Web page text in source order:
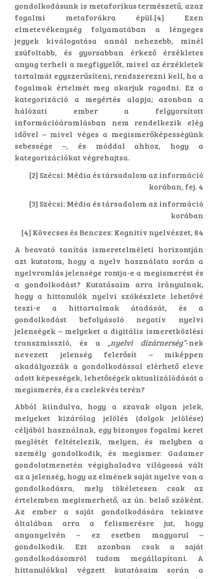
gondolkodásunk is metaforikus természetű, azaz
fogalmi metaforákra épül.[4] Ezen
elmetevékenység folyamatában a lényeges
jegyek kiválogatása annál nehezebb, minél
zsúfoltabb, és gyorsabban érkező érzékletes
anyag terheli a megfigyelőt, mivel az érzékletek
tartalmát egyszerűsíteni, rendszerezni kell, ha a
fogalmak értelmét meg akarjuk ragadni. Ez a
kategorizáció a megértés alapja; azonban a
hálózati ember a felgyorsított
információáramlásban nem rendelkezik elég
idővel – mivel véges a megismerőképességünk
sebessége –, és móddal ahhoz, hogy a
kategorizációkat végrehajtsa.
[2] Szécsi: Média és társadalom az információ
korában, fej. 4
[3] Szécsi: Média és társadalom az információ
korában
[4] Kövecses és Benczes: Kognitív nyelvészet, 84
A beavató tanítás ismeretelméleti horizontján
azt kutatom, hogy a nyelv használata során a
nyelvromlás jelensége rontja-e a megismerést és
a gondolkodást? Kutatásaim arra irányulnak,
hogy a hittanulók nyelvi szókészlete lehetővé
teszi-e a hittartalmak átadását, és a
gondolkodást befolyásoló negatív nyelvi
jelenségek – melyeket a digitális ismeretközlési
transzmisszió, és a „nyelvi dizárnerség”-nek
nevezett jelenség felerősít – miképpen
akadályozzák a gondolkodással elérhető eleve
adott képességek, lehetőségek aktualizálódását a
megismerés, és a cselekvés terén?
Abból kiindulva, hogy a szavak olyan jelek,
melyeket kizárólag jelölés (dolgok jelölése)
céljából használnak, egy bizonyos fogalmi keret
meglétét feltételezik, melyen, és melyben a
személy gondolkodik, és megismer. Gadamer
gondolatmenetén végighaladva világossá vált
az a jelenség, hogy az elmének saját nyelve van a
gondolkodásra, mely tökéletesen csak az
értelemben megismerhető, az ún. belső szóként.
Az ember a saját gondolkodására tekintve
általában arra a felismerésre jut, hogy
anyanyelvén – ez esetben magyarul –
gondolkodik. Ezt azonban csak a saját
gondolkodásomról tudom megállapítani. A
hittanulókkal végzett kutatásaim során a